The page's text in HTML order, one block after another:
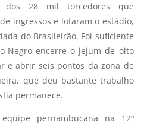
28 mil torcedores que
ingressos e lotaram o estádio,
do Brasileirão. Foi suficiente
Negro encerre o jejum de oito
e abrir seis pontos da zona de
que deu bastante trabalho
permanece.
pernambucana na 12º